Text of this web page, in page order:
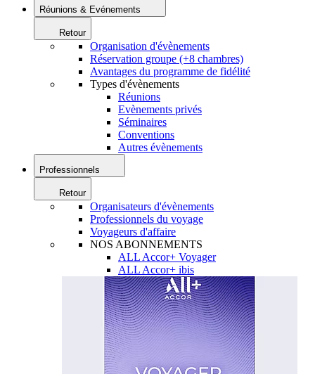
Réunions & Evénements
Retour
Organisation d'évènements
Réservation groupe (+8 chambres)
Avantages du programme de fidélité
Types d'évènements
Réunions
Evènements privés
Séminaires
Conventions
Autres évènements
Professionnels
Retour
Organisateurs d'évènements
Professionnels du voyage
Voyageurs d'affaire
NOS ABONNEMENTS
ALL Accor+ Voyager
ALL Accor+ ibis